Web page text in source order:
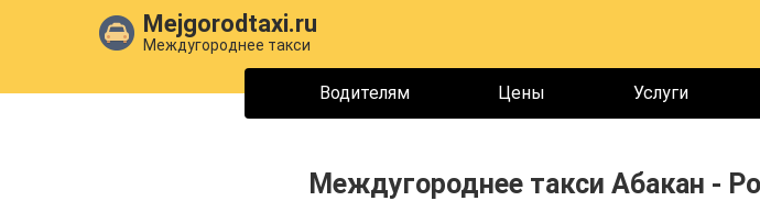
Mejgorodtaxi.ru
Междугороднее такси
Водителям Цены Услуги
Междугороднее такси Абакан -